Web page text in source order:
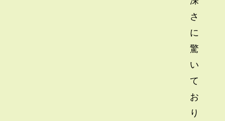
さ
に
驚
い
て
お
り